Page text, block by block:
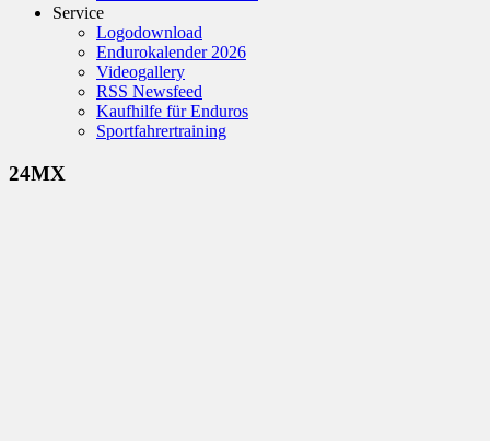
Service
Logodownload
Endurokalender 2026
Videogallery
RSS Newsfeed
Kaufhilfe für Enduros
Sportfahrertraining
24MX